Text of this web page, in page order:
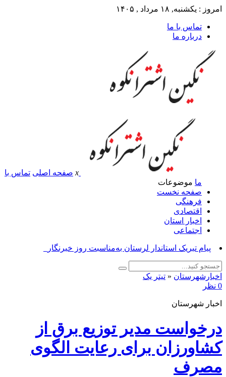
امروز : یکشنبه, ۱۸ مرداد , ۱۴۰۵
تماس با ما
درباره ما
x صفحه اصلی تماس با
ما موضوعات
صفحه نخست
فرهنگی
اقتصادی
اخبار استان
اجتماعی
پیام_
اخبارشهرستان « تیتر یک
0 نظر
اخبار شهرستان
درخواست مدیر توزیع برق از
کشاورزان برای رعایت الگوی
مصرف